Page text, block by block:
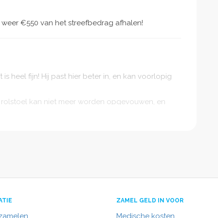
€550 van het streefbedrag afhalen!
heel fijn! Hij past hier beter in, en kan voorlopig
kan niet meer worden opgevouwen, en
niet meer worden vervoerd. En dus is de
ZAMEL GELD IN VOOR
Medische kosten